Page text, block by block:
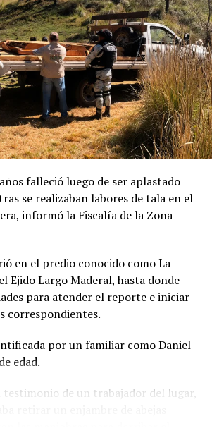
falleció luego de ser aplastado
se realizaban labores de tala en el
informó la Fiscalía de la Zona
en el predio conocido como La
Ejido Largo Maderal, hasta donde
para atender el reporte e iniciar
correspondientes.
por un familiar como Daniel
edad.
testimonio de un trabajador del lugar,